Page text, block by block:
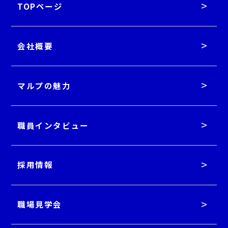
TOPページ
会社概要
マルプの魅力
職員インタビュー
採用情報
職場見学会